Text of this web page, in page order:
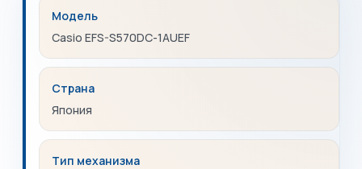
Модель
Casio EFS-S570DC-1AUEF
Страна
Япония
Тип механизма